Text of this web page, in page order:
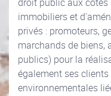
immobiliers et
privés : promoteurs,
marchands de biens,
publics) pour la
également ses
environnementales